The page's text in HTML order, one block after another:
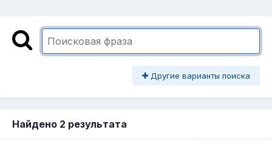
Другие варианты поиска
Найдено 2 результата